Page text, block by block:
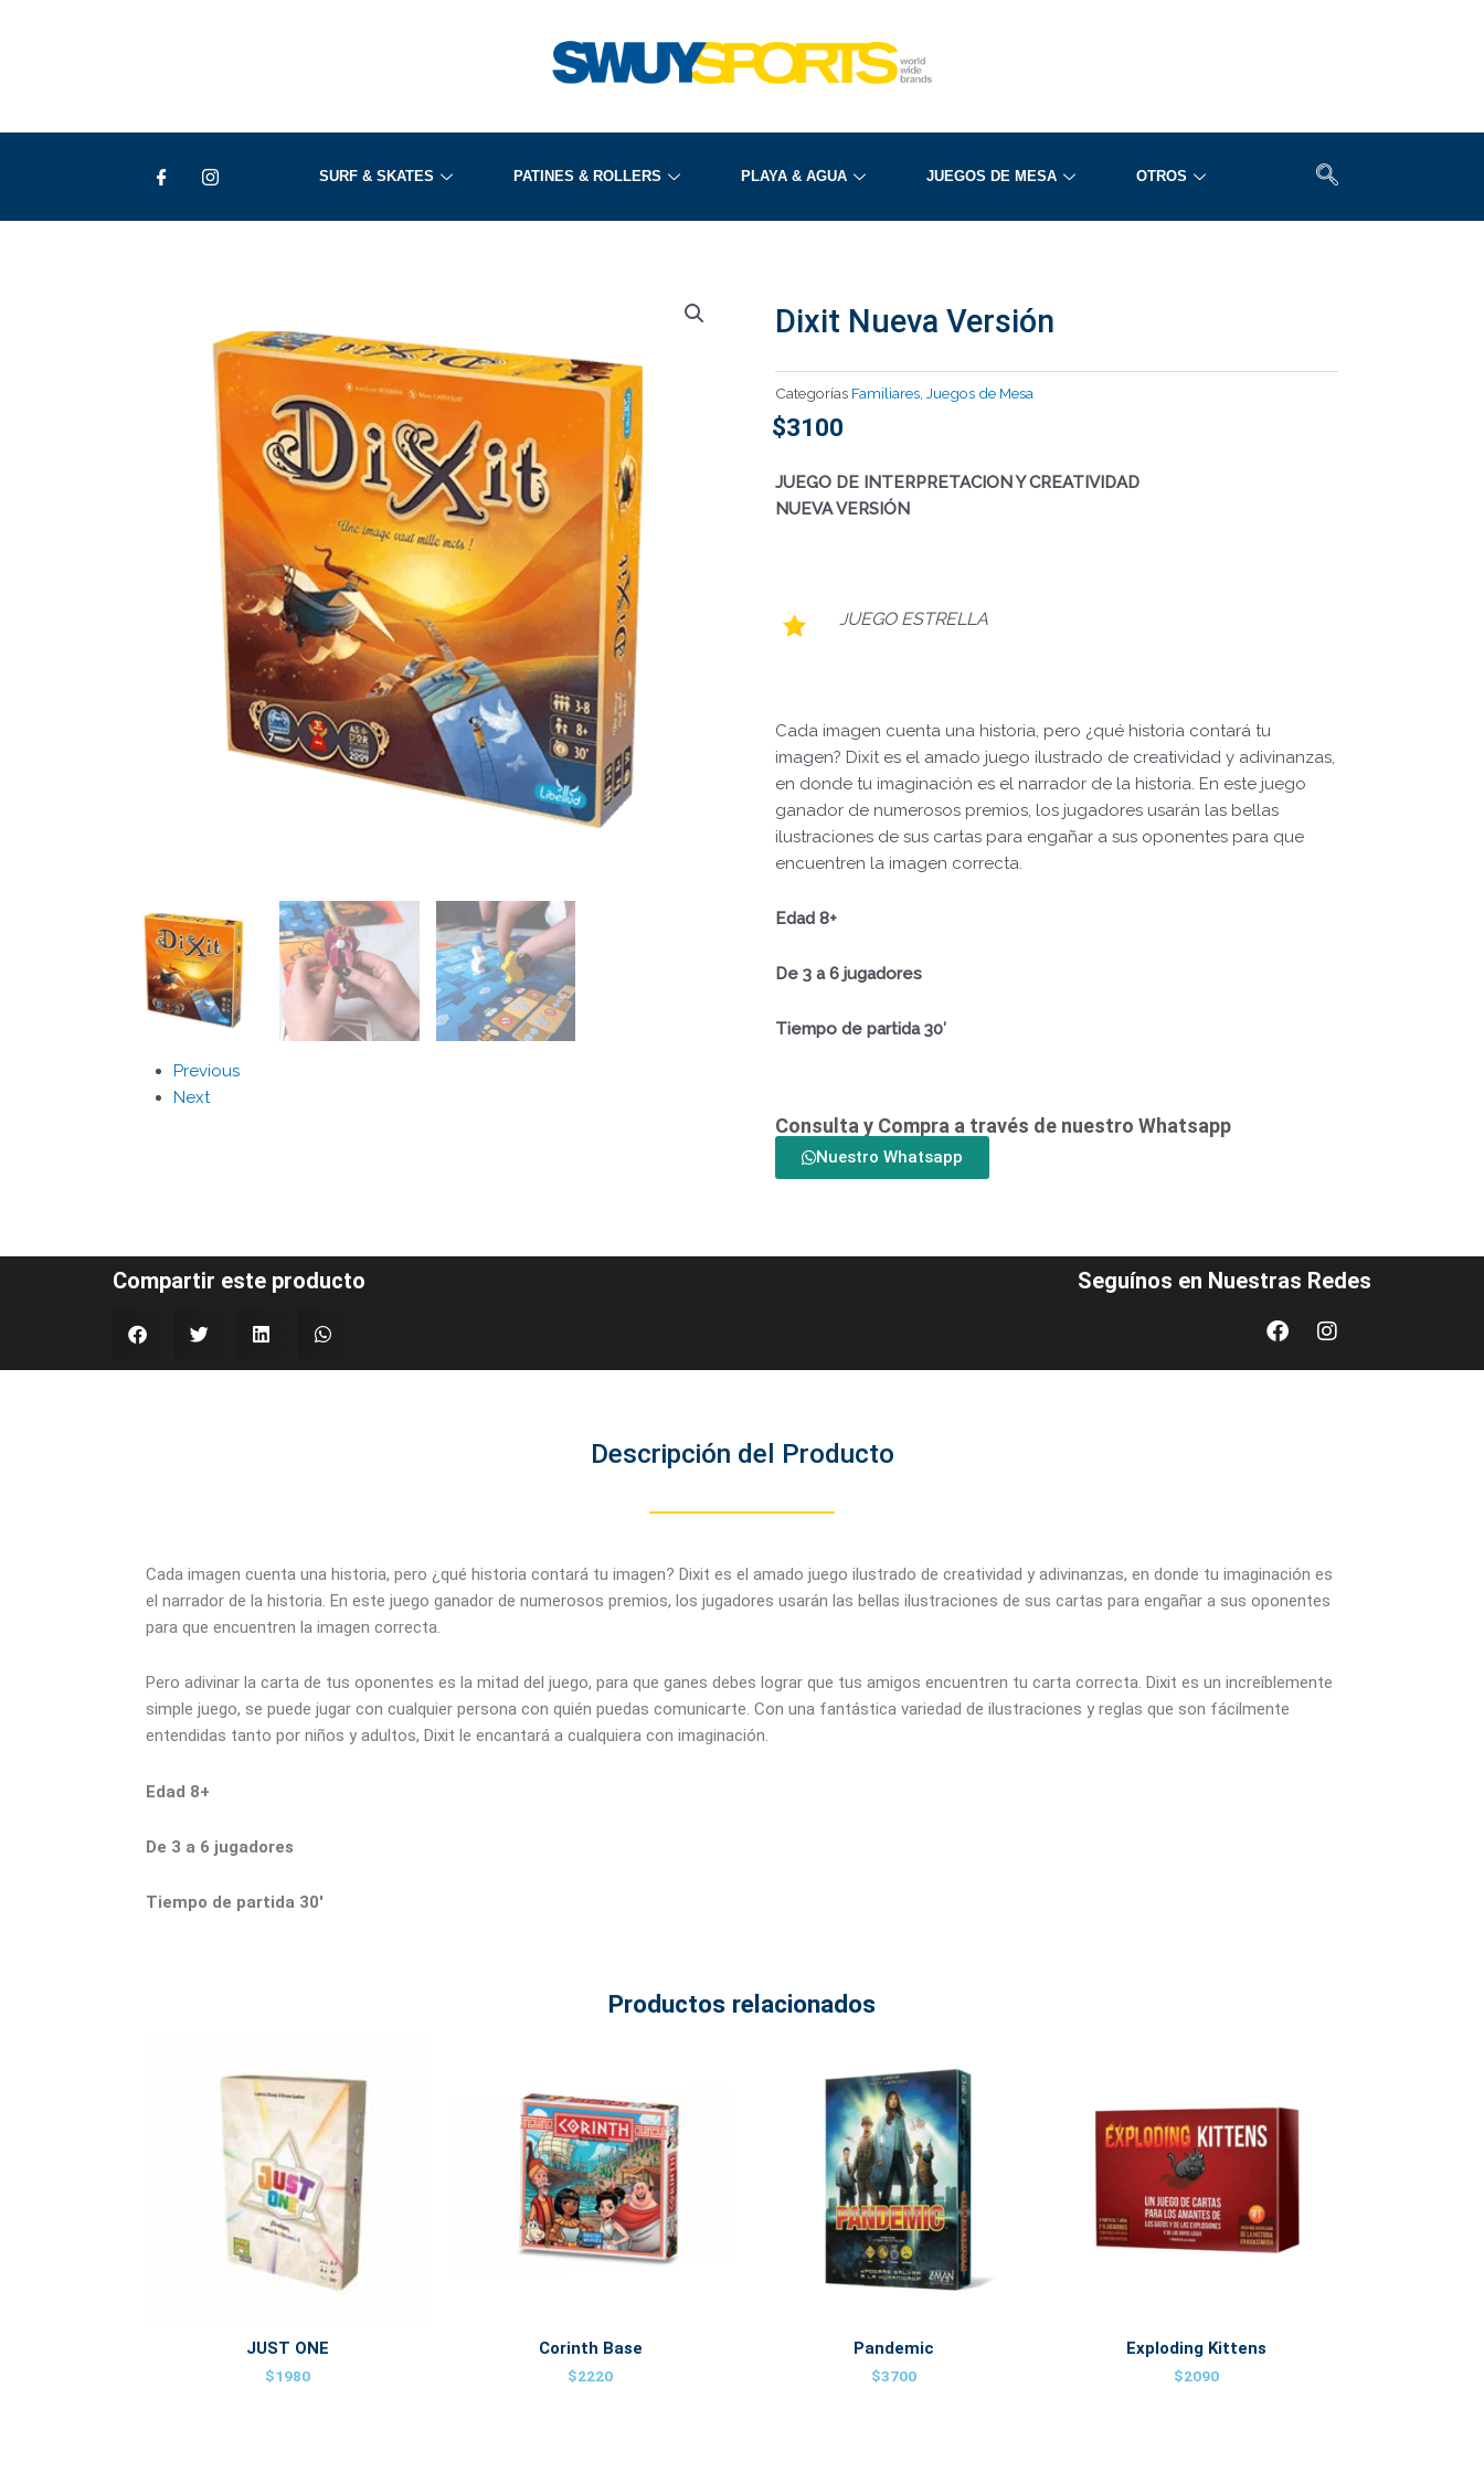
SURF & SKATES PATINES & ROLLERS PLAYA & AGUA JUEGOS DE MESA OTROS
Previous
Next
Dixit Nueva Versión
Categorías Familiares Juegos de Mesa
$3100
JUEGO DE INTERPRETACION Y CREATIVIDAD
NUEVA VERSIÓN
JUEGO ESTRELLA
Cada imagen cuenta una historia, pero ¿qué historia contará tu
imagen? Dixit es el amado juego ilustrado de creatividad y adivinanzas,
en donde tu imaginación es el narrador de la historia. En este juego
ganador de numerosos premios, los jugadores usarán las bellas
ilustraciones de sus cartas para engañar a sus oponentes para que
encuentren la imagen correcta.
Edad 8+
De 3 a 6 jugadores
Tiempo de partida 30′
Consulta y Compra a través de nuestro Whatsapp
Nuestro Whatsapp
Compartir este producto
Seguínos en Nuestras Redes
FacebookInstagram
Descripción del Producto
Cada imagen cuenta una historia, pero ¿qué historia contará tu imagen? Dixit es el amado juego ilustrado de creatividad y adivinanzas, en donde tu imaginación es
el narrador de la historia. En este juego ganador de numerosos premios, los jugadores usarán las bellas ilustraciones de sus cartas para engañar a sus oponentes
para que encuentren la imagen correcta.
Pero adivinar la carta de tus oponentes es la mitad del juego, para que ganes debes lograr que tus amigos encuentren tu carta correcta. Dixit es un increíblemente
simple juego, se puede jugar con cualquier persona con quién puedas comunicarte. Con una fantástica variedad de ilustraciones y reglas que son fácilmente
entendidas tanto por niños y adultos, Dixit le encantará a cualquiera con imaginación.
Edad 8+
De 3 a 6 jugadores
Tiempo de partida 30′
Productos relacionados
JUST ONE
$1980
Corinth Base
$2220
Pandemic
$3700
Exploding Kittens
$2090